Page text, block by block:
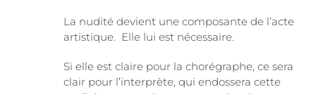
La nudité devient une composante de l’acte
artistique. Elle lui est nécessaire.
Si elle est claire pour la chorégraphe, ce sera
clair pour l’interprète, qui endossera cette